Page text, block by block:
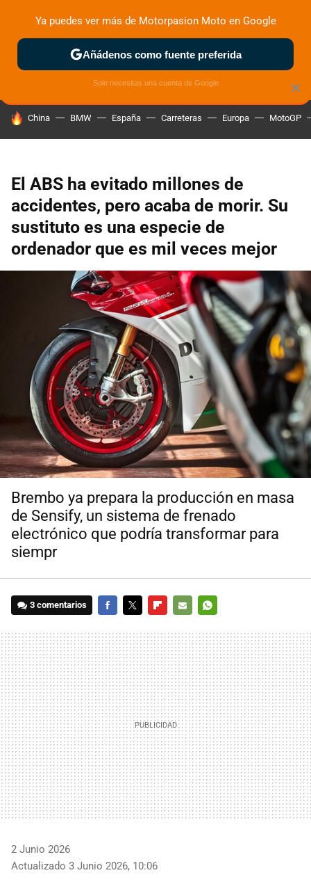
ZONA DE PRUEBAS DEPORTIVAS MOTOS ELÉCTRICAS
HOY SE HABLA DE
China BMW España Carreteras Europa MotoGP
El ABS ha evitado millones de
accidentes, pero acaba de morir. Su
sustituto es una especie de
ordenador que es mil veces mejor
Brembo ya prepara la producción en masa
de Sensify, un sistema de frenado
electrónico que podría transformar para
siempr
3 comentarios
MAIL
2 Junio 2026
Actualizado 3 Junio 2026, 10:06
×
Ya puedes ver más de Motorpasion Moto en Google
Añádenos como fuente preferida
Solo necesitas una cuenta de Google